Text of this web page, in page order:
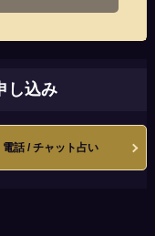
し込み
電話 / チャット占い